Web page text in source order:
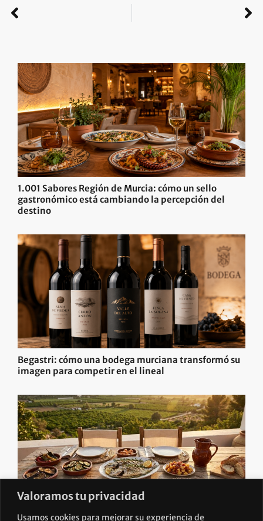
Valoramos tu privacidad
Usamos cookies para mejorar su experiencia de
1.001 Sabores Región de Murcia: cómo un sello
gastronómico está cambiando la percepción del
destino
Begastri: cómo una bodega murciana transformó su
imagen para competir en el lineal